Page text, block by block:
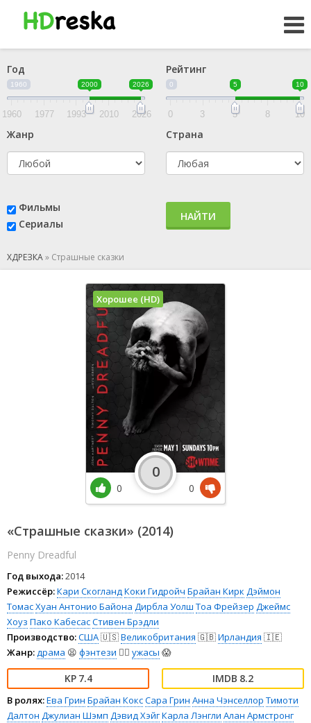
Год
1960 2000 2026
1960 1977 1993 2010 2026
Рейтинг
0 5 10
0 3 5 8 10
Жанр Страна
Фильмы
Сериалы
НАЙТИ
ХДРЕЗКА» Страшные сказки
«Страшные сказки» (2014)
Penny Dreadful
Год выхода:2014
Режиссёр:Кари СкогландКоки Гидройч Брайан Кирк Дэймон
ТомасХуан Антонио Байона Дирбла Уолш Тоа Фрейзер Джеймс
Хоуз Пако КабесасСтивен Брэдли
Производство:США🇺🇸Великобритания 🇬🇧Ирландия 🇮🇪
Жанр:драма 😫 фэнтези 🧝‍♂️ ужасы 😱
7.4 8.2
В ролях:Ева Грин Брайан КоксСара Грин Анна Чэнселлор Тимоти
Далтон Джулиан Шэмп Дэвид ХэйгКарла Лэнгли Алан Армстронг
Хорошее (HD)
0
0
0